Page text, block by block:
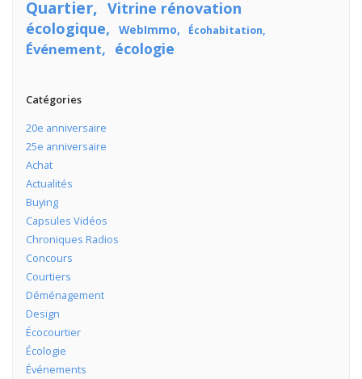
Quartier
Vitrine rénovation
écologique
WebImmo Écohabitation
Événement écologie
Catégories
20e anniversaire
25e anniversaire
Achat
Actualités
Buying
Capsules Vidéos
Chroniques Radios
Concours
Courtiers
Déménagement
Design
Écocourtier
Écologie
Événements